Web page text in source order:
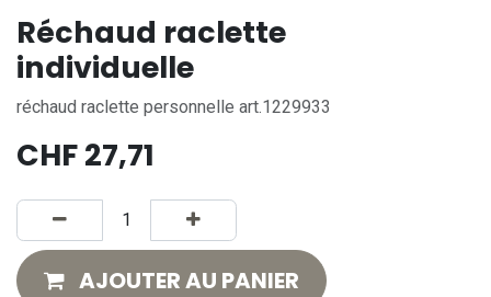
Réchaud raclette
individuelle
réchaud raclette personnelle art.1229933
CHF27,71
AJOUTER AU PANIER